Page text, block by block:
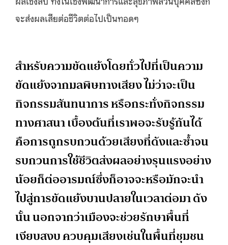
จะส่งผลเสียต่อชีวิตต่อไปเป็นทอดๆ
สำหรับความขัดแย้งโดยทั่วไปที่เป็นความ
ขัดแย้งจากมลพิษทางเสียง ไม่ว่าจะเป็น
กิจกรรมสันทนาการ หรือกระทั่งกิจกรรม
ทางศาสนา เบื้องต้นที่เราพอจะรับรู้กันได้
คือการถูกรบกวนด้วยเสียงที่ดังและซ้ำจน
รบกวนการใช้ชีวิตส่งผลอย่างรุนแรงอย่าง
น้อยก็ต่ออารมณ์ซึ่งก็อาจจะหรือมักจะนำ
ไปสู่การขัดแย้งบานปลายในเวลาต่อมา ดัง
นั้น นอกจากว่าเมืองจะช่วยรักษาพื้นที่
เงียบสงบ ควบคุมเสียงเช่นในพื้นที่ชุมชน